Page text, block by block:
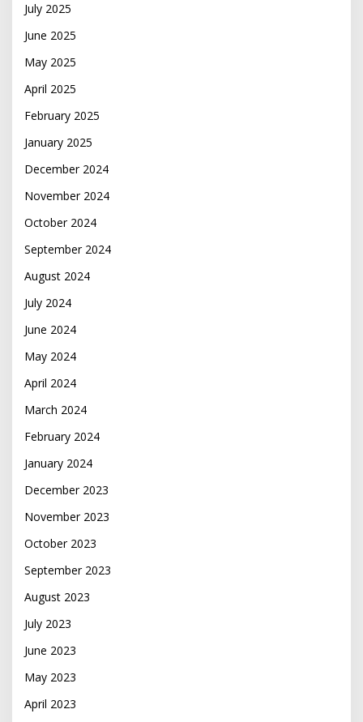
July 2025
June 2025
May 2025
April 2025
February 2025
January 2025
December 2024
November 2024
October 2024
September 2024
August 2024
July 2024
June 2024
May 2024
April 2024
March 2024
February 2024
January 2024
December 2023
November 2023
October 2023
September 2023
August 2023
July 2023
June 2023
May 2023
April 2023